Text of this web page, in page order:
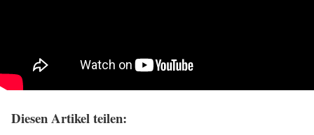
Diesen Artikel teilen: